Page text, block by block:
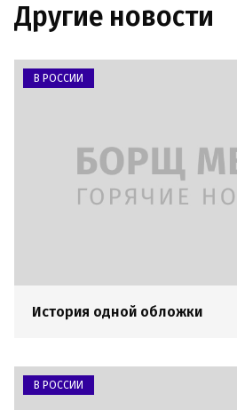
Другие новости
В РОССИИ
История одной обложки
В РОССИИ